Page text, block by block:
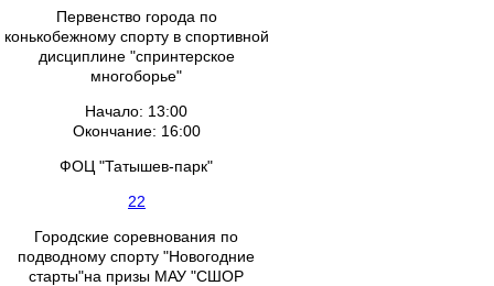
Первенство города по
конькобежному спорту в спортивной
дисциплине "спринтерское
многоборье"
Начало: 13:00
Окончание: 16:00
ФОЦ "Татышев-парк"
22
Городские соревнования по
подводному спорту "Новогодние
старты"на призы МАУ "СШОР